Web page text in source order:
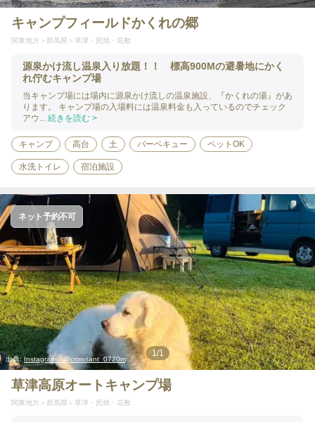
キャンプフィールドかくれの郷
関東地方 群馬県 草津・尻焼・花敷
源泉かけ流し温泉入り放題！！ 標高900Mの避暑地にかく
れ佇むキャンプ場
当キャンプ場には場内に源泉かけ流しの温泉施設、『かくれの湯』があ
ります。 キャンプ場の入場料には温泉料金も入っているのでチェック
アウ... 続きを読む >
キャンプ 高台 土 バーベキュー ペットOK
水洗トイレ 宿泊施設
出典:Instagram：@croissant_0720m
1/1
ネット予約不可
草津高原オートキャンプ場
関東地方 群馬県 草津・尻焼・花敷